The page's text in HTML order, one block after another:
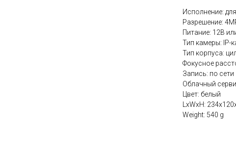
Исполнение:
Разрешение:
Питание: 12В
Тип камеры: IP-
Тип корпуса:
Фокусное
Запись: по сети
Облачный
Цвет: белый
LxWxH:
Weight: 540 g